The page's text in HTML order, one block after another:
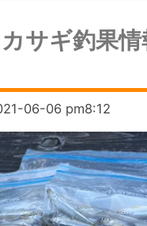
サギ釣果
06-06 pm8:12